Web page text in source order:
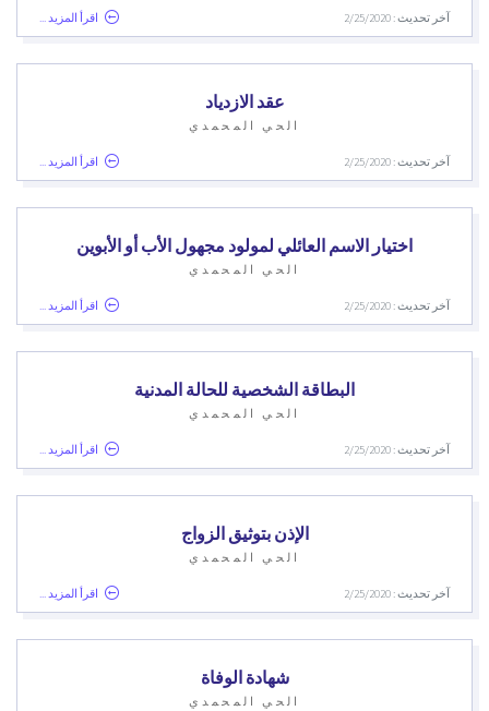
آخر تحديث : 2/25/2020 اقرأ المزيد ...
عقد الازدياد
الحي المحمدي
آخر تحديث : 2/25/2020 اقرأ المزيد ...
اختيار الاسم العائلي لمولود مجهول الأب أو الأبوين
الحي المحمدي
آخر تحديث : 2/25/2020 اقرأ المزيد ...
البطاقة الشخصية للحالة المدنية
الحي المحمدي
آخر تحديث : 2/25/2020 اقرأ المزيد ...
الإذن بتوثيق الزواج
الحي المحمدي
آخر تحديث : 2/25/2020 اقرأ المزيد ...
شهادة الوفاة
الحي المحمدي